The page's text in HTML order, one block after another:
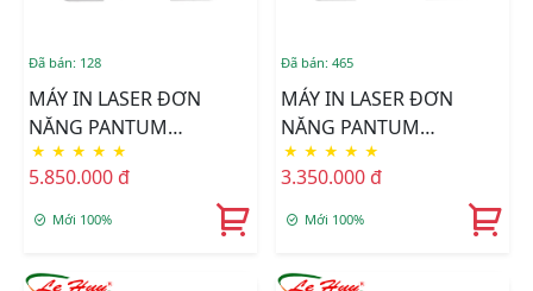
Đã bán: 128
MÁY IN LASER ĐƠN
NĂNG PANTUM
BP5100DN
★ ★ ★ ★ ★
5.850.000 đ
Mới 100%
Đã bán: 465
MÁY IN LASER ĐƠN
NĂNG PANTUM
P3300DN
★ ★ ★ ★ ★
3.350.000 đ
Mới 100%